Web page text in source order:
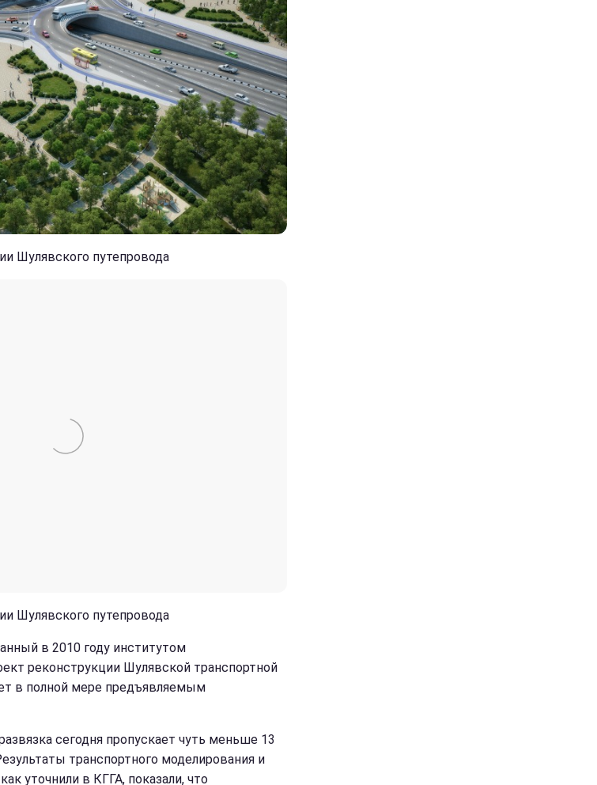
Шулявского путепровода
Шулявского путепровода
в 2010 году институтом
реконструкции Шулявской транспортной
в полной мере предъявляемым
сегодня пропускает чуть меньше 13
транспортного моделирования и
уточнили в КГГА, показали, что